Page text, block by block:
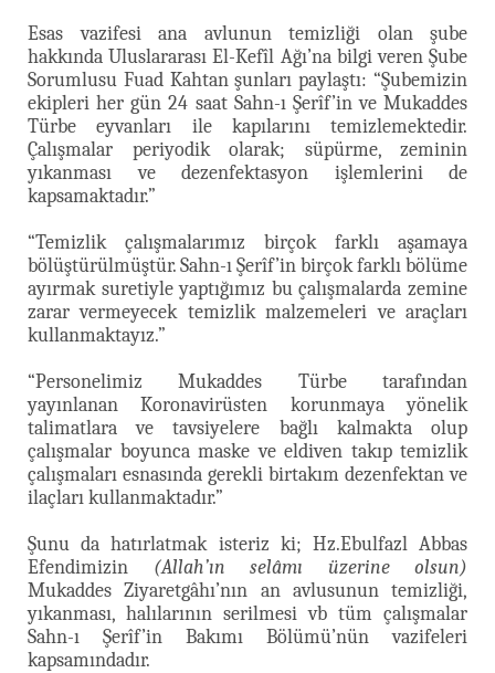
Esas vazifesi ana avlunun temizliği olan şube
hakkında Uluslararası El-Kefîl Ağı’na bilgi veren Şube
Sorumlusu Fuad Kahtan şunları paylaştı: “Şubemizin
ekipleri her gün 24 saat Sahn-ı Şerîf’in ve Mukaddes
Türbe eyvanları ile kapılarını temizlemektedir.
Çalışmalar periyodik olarak; süpürme, zeminin
yıkanması ve dezenfektasyon işlemlerini de
kapsamaktadır.”
“Temizlik çalışmalarımız birçok farklı aşamaya
bölüştürülmüştür. Sahn-ı Şerîf’in birçok farklı bölüme
ayırmak suretiyle yaptığımız bu çalışmalarda zemine
zarar vermeyecek temizlik malzemeleri ve araçları
kullanmaktayız.”
“Personelimiz Mukaddes Türbe tarafından
yayınlanan Koronavirüsten korunmaya yönelik
talimatlara ve tavsiyelere bağlı kalmakta olup
çalışmalar boyunca maske ve eldiven takıp temizlik
çalışmaları esnasında gerekli birtakım dezenfektan ve
ilaçları kullanmaktadır.”
Şunu da hatırlatmak isteriz ki; Hz.Ebulfazl Abbas
Efendimizin (Allah’ın selâmı üzerine olsun)
Mukaddes Ziyaretgâhı’nın an avlusunun temizliği,
yıkanması, halılarının serilmesi vb tüm çalışmalar
Sahn-ı Şerîf’in Bakımı Bölümü’nün vazifeleri
kapsamındadır.